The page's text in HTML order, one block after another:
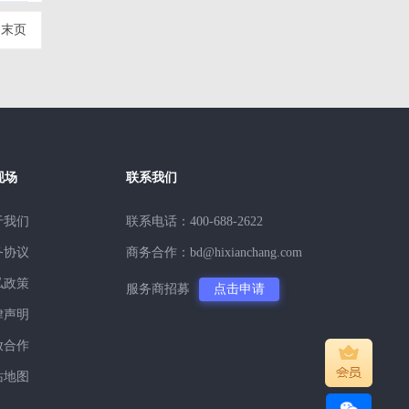
末页
场
我们
协议
政策
声明
合作
地图
联系我们
联系电话：400-688-2622
商务合作：bd@hixianchang.com
服务商招募 点击申请